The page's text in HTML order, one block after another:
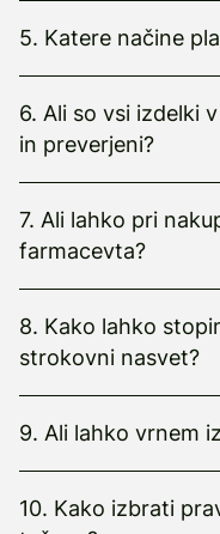
5. Katere načine
6. Ali so vsi izdelki
in preverjeni?
7. Ali lahko pri
farmacevta?
8. Kako lahko
strokovni nasvet?
9. Ali lahko vrnem
10. Kako izbrati